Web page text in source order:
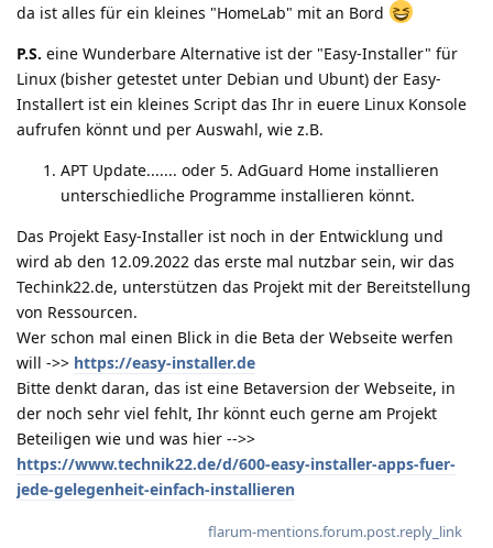
da ist alles für ein kleines "HomeLab" mit an Bord
P.S. eine Wunderbare Alternative ist der "Easy-Installer" für
Linux (bisher getestet unter Debian und Ubunt) der Easy-
Installert ist ein kleines Script das Ihr in euere Linux Konsole
aufrufen könnt und per Auswahl, wie z.B.
APT Update....... oder 5. AdGuard Home installieren
unterschiedliche Programme installieren könnt.
Das Projekt Easy-Installer ist noch in der Entwicklung und
wird ab den 12.09.2022 das erste mal nutzbar sein, wir das
Techink22.de, unterstützen das Projekt mit der Bereitstellung
von Ressourcen.
Wer schon mal einen Blick in die Beta der Webseite werfen
will ->> https://easy-installer.de
Bitte denkt daran, das ist eine Betaversion der Webseite, in
der noch sehr viel fehlt, Ihr könnt euch gerne am Projekt
Beteiligen wie und was hier -->>
https://www.technik22.de/d/600-easy-installer-apps-fuer-
jede-gelegenheit-einfach-installieren
flarum-mentions.forum.post.reply_link